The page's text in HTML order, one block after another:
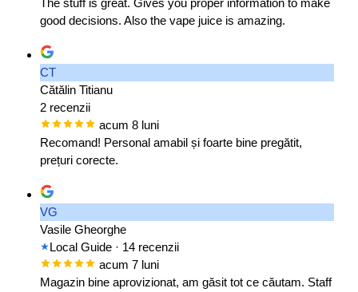
good decisions. Also the vape juice is amazing.
CT
Cătălin Titianu
2 recenzii
acum 8 luni
Recomand! Personal amabil și foarte bine pregătit,
prețuri corecte.
VG
Vasile Gheorghe
Local Guide · 14 recenzii
acum 7 luni
Magazin bine aprovizionat, am găsit tot ce căutam. Staff